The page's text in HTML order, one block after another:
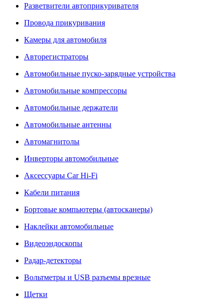
Разветвители автоприкуривателя
Провода прикуривания
Камеры для автомобиля
Авторегистраторы
Автомобильные пуско-зарядные устройства
Автомобильные компрессоры
Автомобильные держатели
Автомобильные антенны
Автомагнитолы
Инверторы автомобильные
Аксессуары Car Hi-Fi
Кабели питания
Бортовые компьютеры (автосканеры)
Наклейки автомобильные
Видеоэндоскопы
Радар-детекторы
Вольтметры и USB разъемы врезные
Щетки